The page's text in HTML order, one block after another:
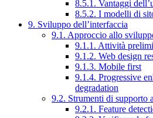
8.5.1. Vantaggi
8.5.2. I modelli di
9. Sviluppo dell’interfaccia
9.1. Approccio allo
9.1.1. Attività
9.1.2. Web design
9.1.3. Mobile first
9.1.4. Progressive
degradation
9.2. Strumenti di supporto
9.2.1. Feature